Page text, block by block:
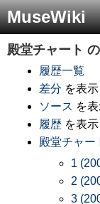
MuseWiki
殿堂チャート
履歴一覧
差分 を表示
ソース を
履歴 を表示
殿堂チャー
1
2
3